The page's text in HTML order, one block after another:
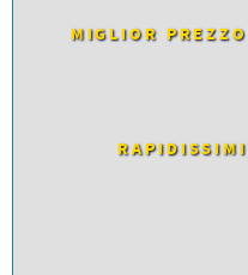
DORSALI TARGHE
PETTORALI NUMERI DA
MIGLIOR PREZZO
RAPIDISSIMI